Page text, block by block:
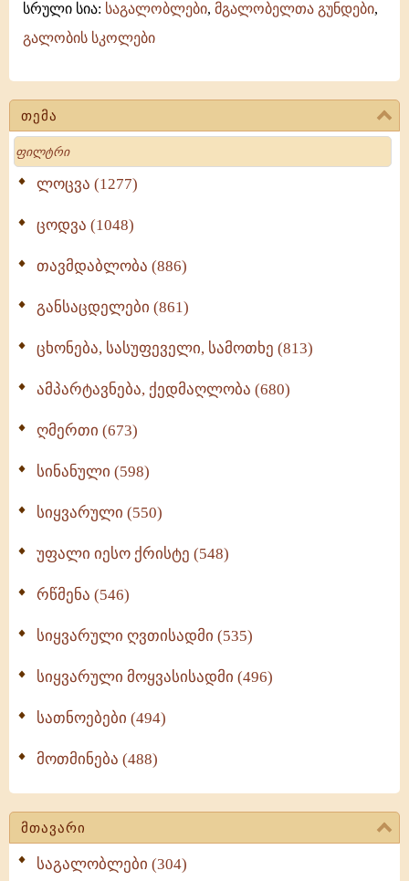
თემა
Search
ლოცვა (1277)
ცოდვა (1048)
თავმდაბლობა (886)
განსაცდელები (861)
ცხონება, სასუფეველი, სამოთხე (813)
ამპარტავნება, ქედმაღლობა (680)
ღმერთი (673)
სინანული (598)
სიყვარული (550)
უფალი იესო ქრისტე (548)
რწმენა (546)
სიყვარული ღვთისადმი (535)
სიყვარული მოყვასისადმი (496)
სათნოებები (494)
მოთმინება (488)
მთავარი
საგალობლები (304)
სრული სია: საგალობლები, მგალობელთა გუნდები,
გალობის სკოლები